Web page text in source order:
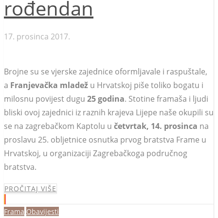
rođendan
17. prosinca 2017.
Brojne su se vjerske zajednice oformljavale i raspuštale,
a Franjevačka mladež u Hrvatskoj piše toliko bogatu i
milosnu povijest dugu 25 godina. Stotine framaša i ljudi
bliski ovoj zajednici iz raznih krajeva Lijepe naše okupili su
se na zagrebačkom Kaptolu u četvrtak, 14. prosinca na
proslavu 25. obljetnice osnutka prvog bratstva Frame u
Hrvatskoj, u organizaciji Zagrebačkoga područnog
bratstva.
PROČITAJ VIŠE
Frama Obavijesti